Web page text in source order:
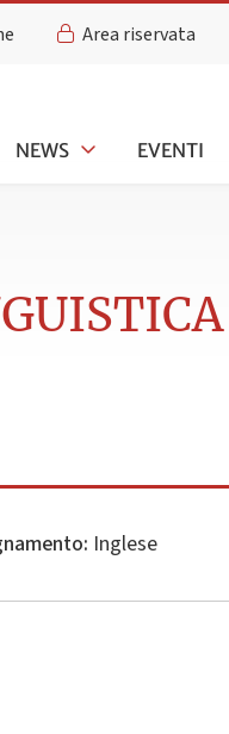
Area riservata
NEWS EVENTI
Inglese